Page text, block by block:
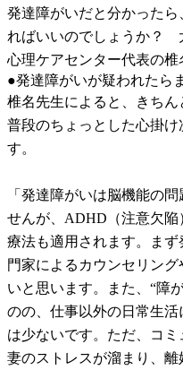
発達障がいだと分かったら
ればいいのでしょうか？
心理ケアセンター代表の椎
●発達障がいが疑われたら
椎名先生によると、きち
普段のちょっとした心掛
す。
「発達障がいは脳機能の
せんが、ADHD（注意欠
療法も適用されます。ま
門家によるカウンセリン
いと思います。また、“障
のの、仕事以外の日常生
は少ないです。ただ、コ
妻のストレスが溜まり、